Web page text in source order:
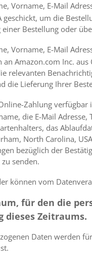
Vorname, E-Mail
geschickt, um die
Bestellung oder
Vorname, E-Mail
an Amazon.com Inc.
relevanten
die Lieferung Ihrer
Zahlung
die E-Mail
das
North Carolina,
bezüglich der
senden.
können vom
für den die
dieses Zeitraums.
Daten werden